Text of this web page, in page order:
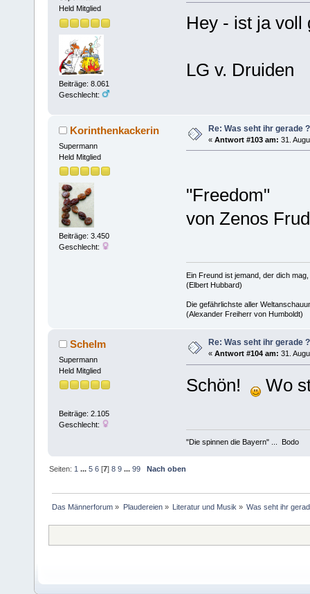
Held Mitglied
Beiträge: 8.061
Geschlecht:
Hey - ist ja
LG v. Druiden
Korinthenkackerin
Supermann
Held Mitglied
Beiträge: 3.450
Geschlecht:
Re: Was seht ihr gerade ?
« Antwort #103 am: 31.
"Freedom"
von Zenos
Ein Freund ist jemand, der dich
(Elbert Hubbard)
Die gefährlichste aller
(Alexander Freiherr von Humboldt)
Schelm
Supermann
Held Mitglied
Beiträge: 2.105
Geschlecht:
Re: Was seht ihr gerade ?
« Antwort #104 am: 31.
Schön! Wo
"Die spinnen die Bayern" ... Bodo
Seiten: 1 ...5 6 [7]8 9 ...99 Nach oben
Das Männerforum » Plaudereien» Literatur und Musik » Was seht ihr